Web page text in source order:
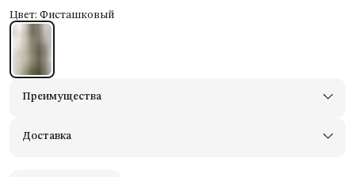
Цвет: Фисташковый
Преимущества
Оплата — картой, СБП или наличными
Доставка